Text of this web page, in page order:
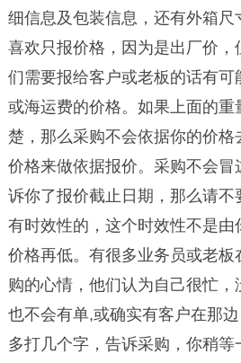
细信息及包装信息，还有外箱
喜欢只报价格，因为是出厂价
们需要报给客户或老板的话有可
或海运费的价格。如果上面的
楚，那么采购不会依据你的价格
价格来做依据报价。采购不会
诉你了报价截止日期，那么请不
有时效性的，这个时效性不是由
价格再低。有很多业务员或老
购的心情，他们认为自己很忙，
也不会有单,或确实有客户在那
多打几个字，告诉采购，你稍